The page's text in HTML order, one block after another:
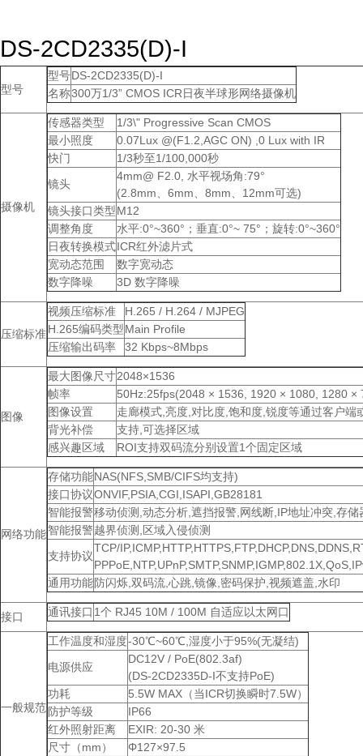
DS-2CD2335(D)-I
型号
型号DS-2CD2335(D)-I
名称300万1/3” CMOS ICR日夜半球形网络摄像机
摄像机
传感器类型
1/3\" Progressive Scan CMOS
最小照度
0.07Lux @(F1.2,AGC ON) ,0 Lux with IR
快门
1/3秒至1/100,000秒
镜头
4mm@ F2.0, 水平视场角:79°
(2.8mm、6mm、8mm、12mm可选)
镜头接口类型M12
调整角度
水平:0°~360°；垂直:0°~ 75°；旋转:0°~360°
日夜转换模式ICR红外滤片式
宽动态范围
数字宽动态
数字降噪
3D 数字降噪
压缩标准
视频压缩标准
H.265 / H.264 / MJPEG
H.265编码类型Main Profile
压缩输出码率
32 Kbps~8Mbps
图像
最大图像尺寸2048×1536
帧率
50Hz:25fps(2048 × 1536, 1920 × 1080, 1280 ×
图像设置
走廊模式,亮度,对比度,饱和度,锐度等通过客户端
背光补偿
支持,可选择区域
感兴趣区域
ROI支持双码流分别设置1个固定区域
网络功能
存储功能NAS(NFS,SMB/CIFS均支持)
接口协议ONVIF,PSIA,CGI,ISAPI,GB28181
智能报警移动侦测,动态分析,遮挡报警,网线断,IP地址冲突,存储
智能报警越界侦测,区域入侵侦测
支持协议
TCP/
通用功能防闪烁,双码流,心跳,镜像,密码保护,视频遮盖,水印
接口 通讯接口 1个 RJ45 10M / 100M 自适应以太网口
一般规范
工作温度和湿度-30℃~60℃,湿度小于95%(无凝结)
电源供应
DC12V / PoE(802.3af)
(DS-2CD2335D-I不支持PoE)
功耗
5.5W MAX（当ICR切换瞬时7.5W）
防护等级
IP66
红外照射距离
EXIR: 20-30 米
尺寸（mm）
Φ127×97.5